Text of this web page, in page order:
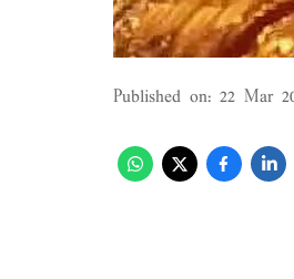
Published on: 22 Mar